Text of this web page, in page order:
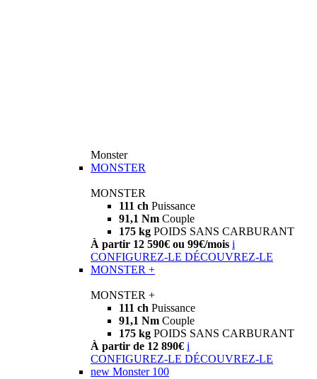
Monster
MONSTER
MONSTER
111 ch Puissance
91,1 Nm Couple
175 kg POIDS SANS CARBURANT
À partir 12 590€ ou 99€/mois i
CONFIGUREZ-LE DÉCOUVREZ-LE
MONSTER +
MONSTER +
111 ch Puissance
91,1 Nm Couple
175 kg POIDS SANS CARBURANT
À partir de 12 890€ i
CONFIGUREZ-LE DÉCOUVREZ-LE
new Monster 100